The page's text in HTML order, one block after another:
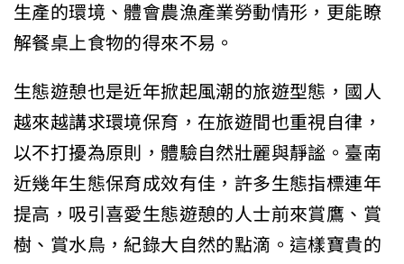
生產的環境、體會農漁產業勞動情形，更能瞭
解餐桌上食物的得來不易。
生態遊憩也是近年掀起風潮的旅遊型態，國人
越來越講求環境保育，在旅遊間也重視自律，
以不打擾為原則，體驗自然壯麗與靜謐。臺南
近幾年生態保育成效有佳，許多生態指標連年
提高，吸引喜愛生態遊憩的人士前來賞鷹、賞
樹、賞水鳥，紀錄大自然的點滴。這樣寶貴的